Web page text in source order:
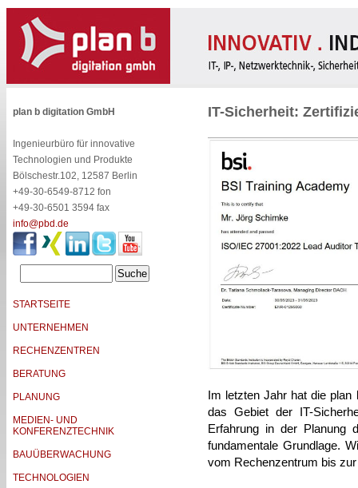
plan b digitation GmbH
Ingenieurbüro für innovative
Technologien und Produkte
Bölschestr.102, 12587 Berlin
+49-30-6549-8712 fon
+49-30-6501 3594 fax
info@pbd.de
STARTSEITE
UNTERNEHMEN
RECHENZENTREN
BERATUNG
PLANUNG
MEDIEN- UND
KONFERENZTECHNIK
BAUÜBERWACHUNG
TECHNOLOGIEN
IT-Sicherheit:
Im letzten Jahr hat die plan
das Gebiet der IT-
Erfahrung in der Planung
fundamentale Grundlage.
vom Rechenzentrum bis